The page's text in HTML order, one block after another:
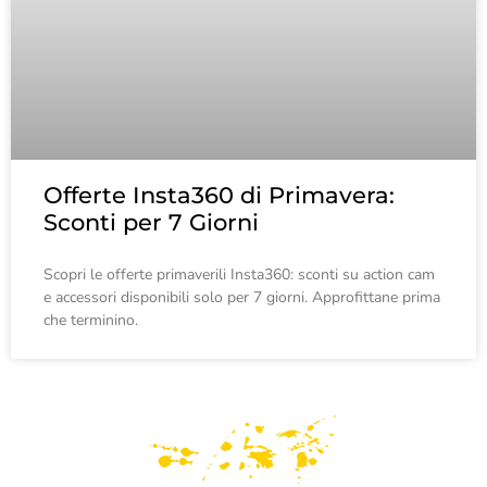
Offerte Insta360 di Primavera:
Sconti per 7 Giorni
Scopri le offerte primaverili Insta360: sconti su action cam
e accessori disponibili solo per 7 giorni. Approfittane prima
che terminino.